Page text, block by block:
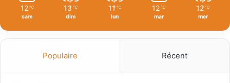
12 ℃
sam
13 ℃
dim
11 ℃
lun
12 ℃
mar
12 ℃
mer
Populaire Récent